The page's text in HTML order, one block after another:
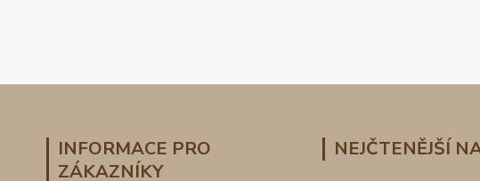
INFORMACE PRO
ZÁKAZNÍKY
NEJČTENĚJŠÍ